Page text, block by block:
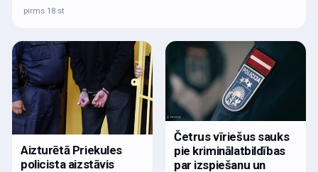
pirms 18 st
Aizturētā Priekules
policista aizstāvis
Četrus vīriešus sauks
pie kriminālatbildības
par izspiešanu un